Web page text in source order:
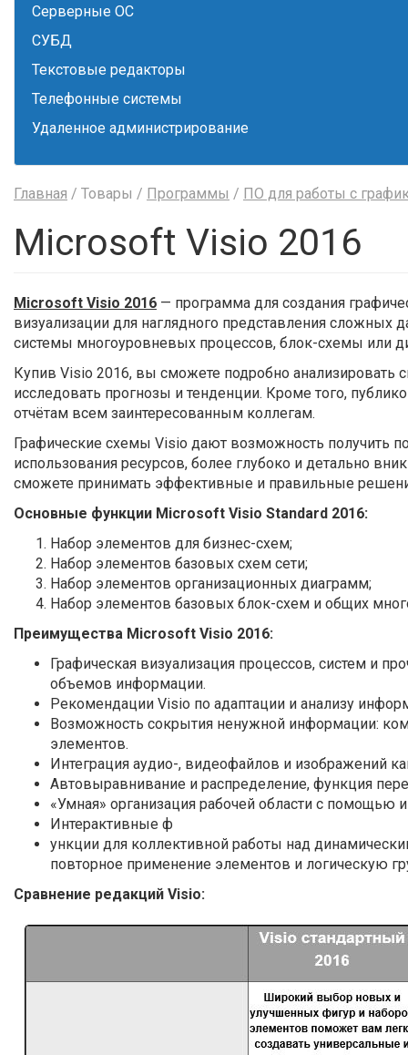
Серверные ОС
СУБД
Текстовые редакторы
Телефонные системы
Удаленное администрирование
Главная / Товары / Программы / ПО для работы с
Microsoft Visio 2016
Microsoft Visio 2016 — программа для создания
визуализации для наглядного представления
системы многоуровневых процессов, блок-схемы или
Купив Visio 2016, вы сможете подробно анализировать
исследовать прогнозы и тенденции. Кроме того,
отчётам всем заинтересованным коллегам.
Графические схемы Visio дают возможность получить
использования ресурсов, более глубоко и детально
сможете принимать эффективные и правильные
Основные функции Microsoft Visio Standard 2016:
Набор элементов для бизнес-схем;
Набор элементов базовых схем сети;
Набор элементов организационных диаграмм;
Набор элементов базовых блок-схем и общих
Преимущества Microsoft Visio 2016:
Графическая визуализация процессов, систем и
объемов информации.
Рекомендации Visio по адаптации и анализу
Возможность сокрытия ненужной информации:
элементов.
Интеграция аудио-, видеофайлов и изображений
Автовыравнивание и распределение, функция
«Умная» организация рабочей области с помощью
Интерактивные ф
ункции для коллективной работы над
повторное применение элементов и логическую
Сравнение редакций Visio: